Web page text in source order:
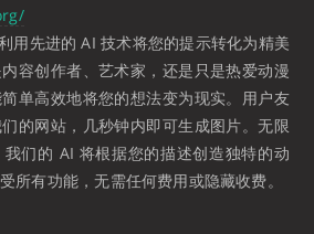
先进的 AI 技术将您的提示转化为精美
容创作者、艺术家，还是只是热爱动漫
单高效地将您的想法变为现实。用户友
的网站，几秒钟内即可生成图片。无限
们的 AI 将根据您的描述创造独特的动
所有功能，无需任何费用或隐藏收费。